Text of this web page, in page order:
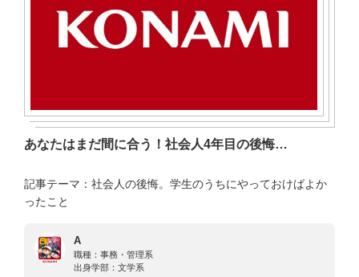
あなたはまだ間に合う！社会人4年目の後悔…
記事テーマ：社会人の後悔。学生のうちにやっておけばよか
ったこと
A
職種： 事務・管理系
出身学部： 文学系